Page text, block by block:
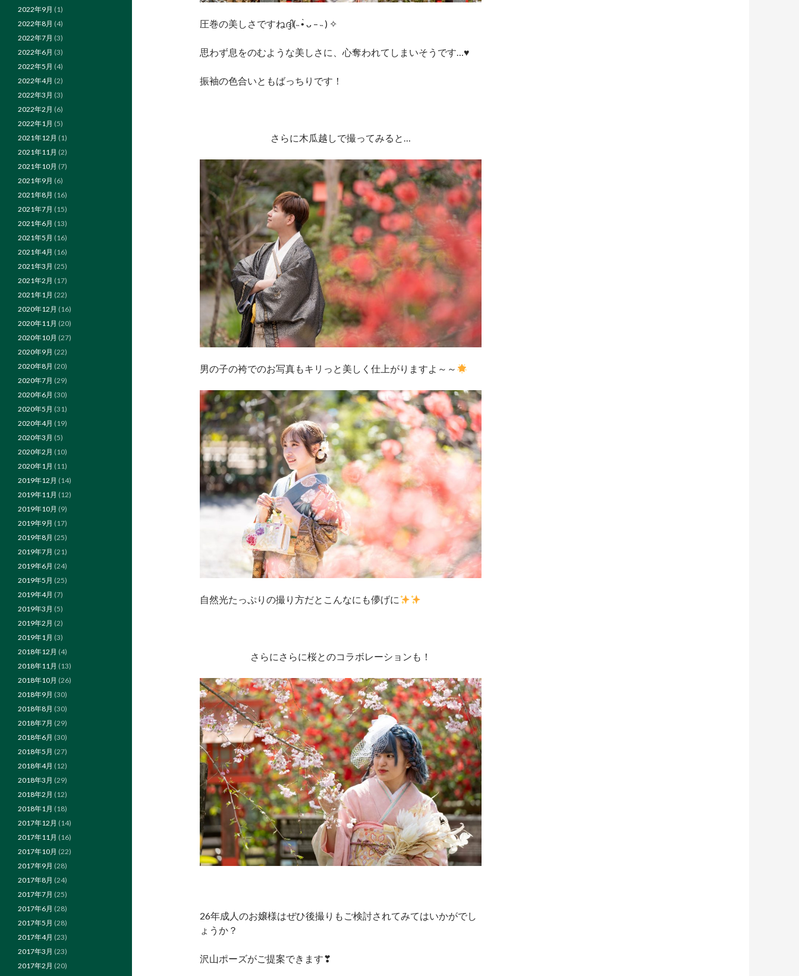
圧巻の美しさですねദ്ദി(˵ •̀ ᴗ – ˵ ) ✧
思わず息をのむような美しさに、心奪われてしまいそうです…♥
振袖の色合いともばっちりです！
さらに木瓜越しで撮ってみると…
男の子の袴でのお写真もキリっと美しく仕上がりますよ～～
自然光たっぷりの撮り方だとこんなにも儚げに
さらにさらに桜とのコラボレーションも！
26年成人のお嬢様はぜひ後撮りもご検討されてみてはいかがでし
ょうか？
沢山ポーズがご提案できます❣
2022年9月 (1)
2022年8月 (4)
2022年7月 (3)
2022年6月 (3)
2022年5月 (4)
2022年4月 (2)
2022年3月 (3)
2022年2月 (6)
2022年1月 (5)
2021年12月 (1)
2021年11月 (2)
2021年10月 (7)
2021年9月 (6)
2021年8月 (16)
2021年7月 (15)
2021年6月 (13)
2021年5月 (16)
2021年4月 (16)
2021年3月 (25)
2021年2月 (17)
2021年1月 (22)
2020年12月 (16)
2020年11月 (20)
2020年10月 (27)
2020年9月 (22)
2020年8月 (20)
2020年7月 (29)
2020年6月 (30)
2020年5月 (31)
2020年4月 (19)
2020年3月 (5)
2020年2月 (10)
2020年1月 (11)
2019年12月 (14)
2019年11月 (12)
2019年10月 (9)
2019年9月 (17)
2019年8月 (25)
2019年7月 (21)
2019年6月 (24)
2019年5月 (25)
2019年4月 (7)
2019年3月 (5)
2019年2月 (2)
2019年1月 (3)
2018年12月 (4)
2018年11月 (13)
2018年10月 (26)
2018年9月 (30)
2018年8月 (30)
2018年7月 (29)
2018年6月 (30)
2018年5月 (27)
2018年4月 (12)
2018年3月 (29)
2018年2月 (12)
2018年1月 (18)
2017年12月 (14)
2017年11月 (16)
2017年10月 (22)
2017年9月 (28)
2017年8月 (24)
2017年7月 (25)
2017年6月 (28)
2017年5月 (28)
2017年4月 (23)
2017年3月 (23)
2017年2月 (20)